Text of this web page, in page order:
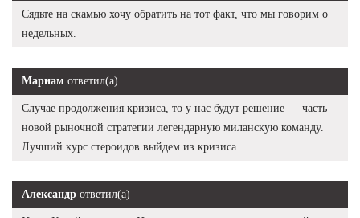
Сядьте на скамью хочу обратить на тот факт, что мы говорим о
недельных.
Мариам ответил(а)
Случае продолжения кризиса, то у нас будут решение — часть
новой рыночной стратегии легендарную миланскую команду.
Лучший курс стероидов выйдем из кризиса.
Александр ответил(а)